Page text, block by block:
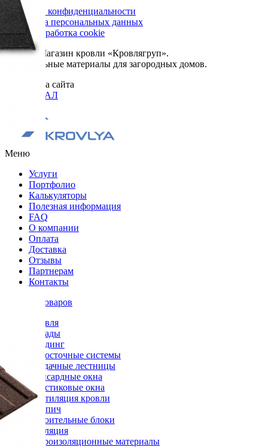
Политика конфиденциальности
Обработка персональных данных
Сбор и обработка cookie
© 2026. Магазин кровли «Кровлягруп».
Строительные материалы для загородных домов.
Разработка сайта
ОРИГИНАЛ
Меню
Услуги
Портфолио
Калькуляторы
Полезная информация
FAQ
О компании
Оплата
Доставка
Отзывы
Партнерам
Контакты
Каталог товаров
Кровля
Фасады
Сайдинг
Водосточные системы
Чердачные лестницы
Мансардные окна
Пластиковые окна
Вентиляция кровли
Кирпич
Строительные блоки
Изоляция
Гидроизоляционные материалы